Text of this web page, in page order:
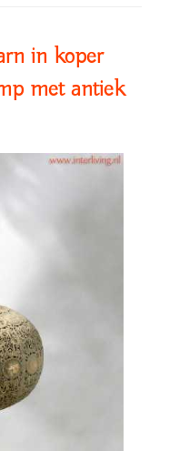
in koper
met antiek